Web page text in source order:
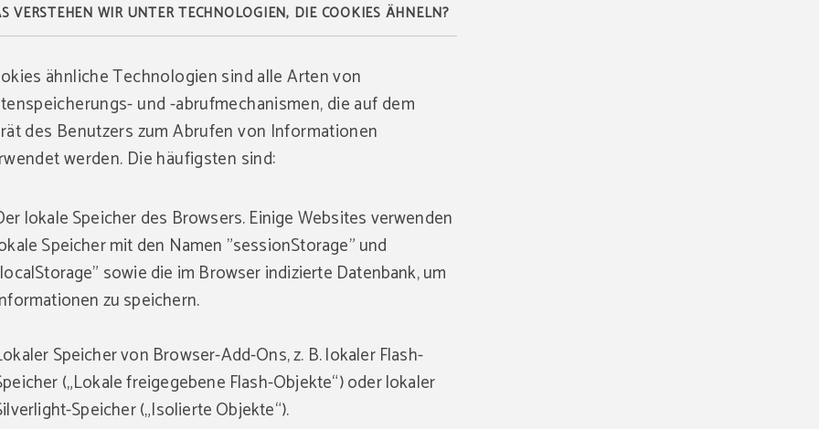
VERSTEHEN WIR UNTER TECHNOLOGIEN, DIE COOKIES ÄHNELN?
ähnliche Technologien sind alle Arten von
und -abrufmechanismen, die auf dem
des Benutzers zum Abrufen von Informationen
werden. Die häufigsten sind:
lokale Speicher des Browsers. Einige Websites verwenden
Speicher mit den Namen "sessionStorage" und
sowie die im Browser indizierte Datenbank, um
zu speichern.
Speicher von Browser-Add-Ons, z. B. lokaler Flash-
(„Lokale freigegebene Flash-Objekte“) oder lokaler
Speicher („Isolierte Objekte“).